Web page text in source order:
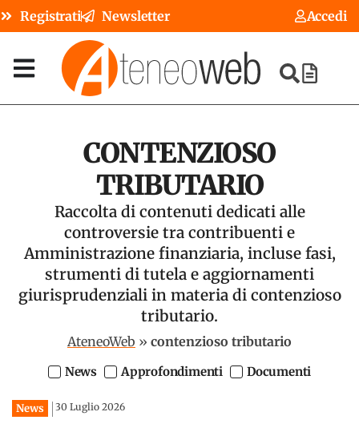
Registrati Newsletter Accedi
CONTENZIOSO
TRIBUTARIO
Raccolta di contenuti dedicati alle
controversie tra contribuenti e
Amministrazione finanziaria, incluse fasi,
strumenti di tutela e aggiornamenti
giurisprudenziali in materia di contenzioso
tributario.
AteneoWeb » contenzioso tributario
News Approfondimenti Documenti
News 30 Luglio 2026